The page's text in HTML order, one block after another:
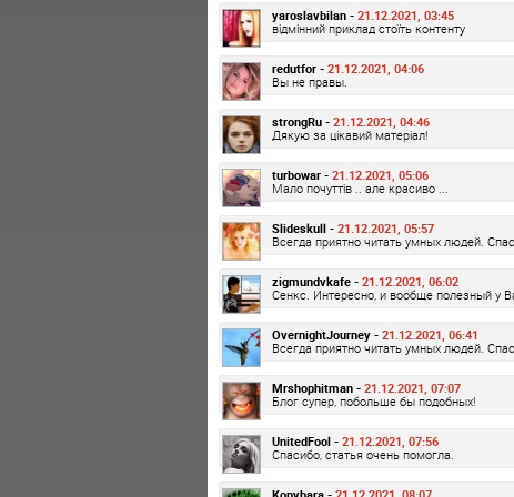
yaroslavbilan - 21.12.2021, 03:45
відмінний приклад стоїть контенту
redutfor - 21.12.2021, 04:06
Вы не правы.
strongRu - 21.12.2021, 04:46
Дякую за цікавий матеріал!
turbowar - 21.12.2021, 05:06
Мало почуттів .. але красиво ...
Slideskull - 21.12.2021, 05:57
Всегда приятно читать умных людей.
zigmundvkafe - 21.12.2021, 06:02
Сенкс. Интересно, и вообще полезный у
OvernightJourney - 21.12.2021, 06:41
Всегда приятно читать умных людей.
Mrshophitman - 21.12.2021, 07:07
Блог супер, побольше бы подобных!
UnitedFool - 21.12.2021, 07:56
Спасибо, статья очень помогла.